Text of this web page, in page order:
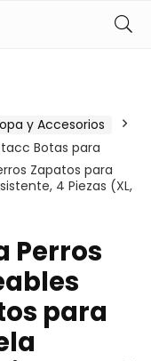
y Accesorios
Botas para
Zapatos para
4 Piezas (XL,
Perros
para